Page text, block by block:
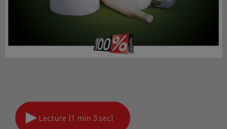
Lecture (1 min 3 sec)